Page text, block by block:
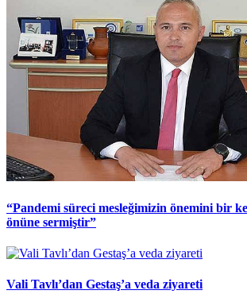
“Pandemi süreci mesleğimizin önemini bir
önüne sermiştir”
Vali Tavlı’dan Gestaş’a veda ziyareti